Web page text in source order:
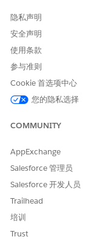
备注您也可以使用指导设
程序。
从“设置”中，在快速查
个案工作人员生产力
展开安装应用程序
安装个案工作
要监控安装进度，在快
单击请求。
安装完成后，请确认
Sector: Benefit
从应用程序启动程序中
要使 Case Analytics 仪表
隐私声明
安全声明
使用条款
参与准则
Cookie 首选项中心
您的隐私选择
COMMUNITY
AppExchange
Salesforce 管理员
Salesforce 开发人员
Trailhead
培训
Trust